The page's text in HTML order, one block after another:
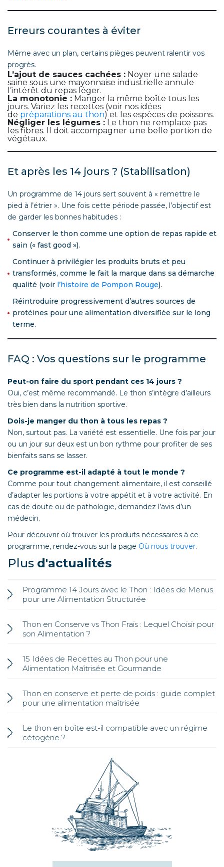
Erreurs courantes à éviter
Même avec un plan, certains pièges peuvent ralentir vos
progrès.
L’ajout de sauces cachées : Noyer une salade
saine sous une mayonnaise industrielle annule
l’intérêt du repas léger.
La monotonie : Manger la même boîte tous les
jours. Variez les recettes (voir nos idées
de préparations au thon) et les espèces de poissons.
Négliger les légumes : Le thon ne remplace pas
les fibres. Il doit accompagner une belle portion de
végétaux.
Et après les 14 jours ? (Stabilisation)
Un programme de 14 jours sert souvent à « remettre le
pied à l’étrier ». Une fois cette période passée, l’objectif est
de garder les bonnes habitudes :
Conserver le thon comme une option de repas rapide et
sain (« fast good »).
Continuer à privilégier les produits bruts et peu
transformés, comme le fait la marque dans sa démarche
qualité (voir l’histoire de Pompon Rouge).
Réintroduire progressivement d’autres sources de
protéines pour une alimentation diversifiée sur le long
terme.
FAQ : Vos questions sur le programme
Peut-on faire du sport pendant ces 14 jours ?
Oui, c’est même recommandé. Le thon s’intègre d’ailleurs
très bien dans la nutrition sportive.
Dois-je manger du thon à tous les repas ?
Non, surtout pas. La variété est essentielle. Une fois par jour
ou un jour sur deux est un bon rythme pour profiter de ses
bienfaits sans se lasser.
Ce programme est-il adapté à tout le monde ?
Comme pour tout changement alimentaire, il est conseillé
d’adapter les portions à votre appétit et à votre activité. En
cas de doute ou de pathologie, demandez l’avis d’un
médecin.
Pour découvrir où trouver les produits nécessaires à ce
programme, rendez-vous sur la page Où nous trouver.
Plus d'actualités
Programme 14 Jours avec le Thon : Idées de Menus
pour une Alimentation Structurée
Thon en Conserve vs Thon Frais : Lequel Choisir pour
son Alimentation ?
15 Idées de Recettes au Thon pour une
Alimentation Maîtrisée et Gourmande
Thon en conserve et perte de poids : guide complet
pour une alimentation maîtrisée
Le thon en boîte est-il compatible avec un régime
cétogène ?